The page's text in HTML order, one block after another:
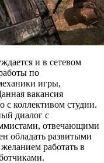
и в сетевом
по
игры,
вакансия
с коллективом студии.
диалог с
отвечающими
обладать развитыми
работать в